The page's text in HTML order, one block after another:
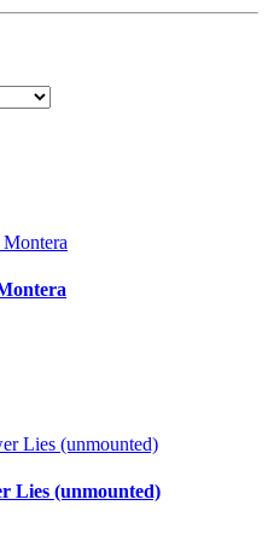
Lies (unmounted)